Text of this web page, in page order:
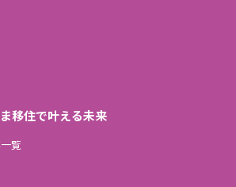
移住で叶える未来
覧